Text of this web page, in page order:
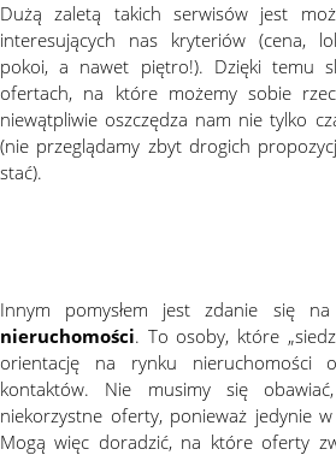
Dużą zaletą takich serwisów jest
interesujących nas kryteriów (cena,
pokoi, a nawet piętro!). Dzięki temu
ofertach, na które możemy sobie
niewątpliwie oszczędza nam nie tylko
(nie przeglądamy zbyt drogich
stać).
Innym pomysłem jest zdanie się
nieruchomości. To osoby, które
orientację na rynku nieruchomości
kontaktów. Nie musimy się
niekorzystne oferty, ponieważ jedynie
Mogą więc doradzić, na które oferty